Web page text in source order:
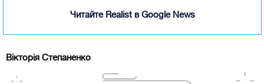
Читайте Realist в Google News
Вікторія Степаненко